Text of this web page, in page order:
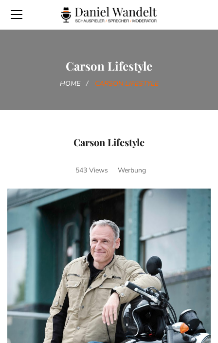
Carson Lifestyle
HOME CARSON LIFESTYLE
Carson Lifestyle
543 Views Werbung